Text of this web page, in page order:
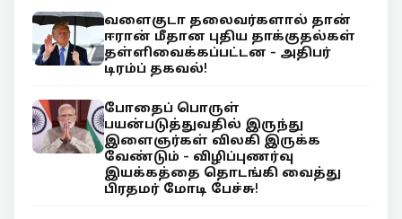
வளைகுடா தலைவர்களால் தான்
ஈரான் மீதான புதிய தாக்குதல்கள்
தள்ளிவைக்கப்பட்டன - அதிபர்
டிரம்ப் தகவல்!
போதைப் பொருள்
பயன்படுத்துவதில் இருந்து
இளைஞர்கள் விலகி இருக்க
வேண்டும் - விழிப்புணர்வு
இயக்கத்தை தொடங்கி வைத்து
பிரதமர் மோடி பேச்சு!